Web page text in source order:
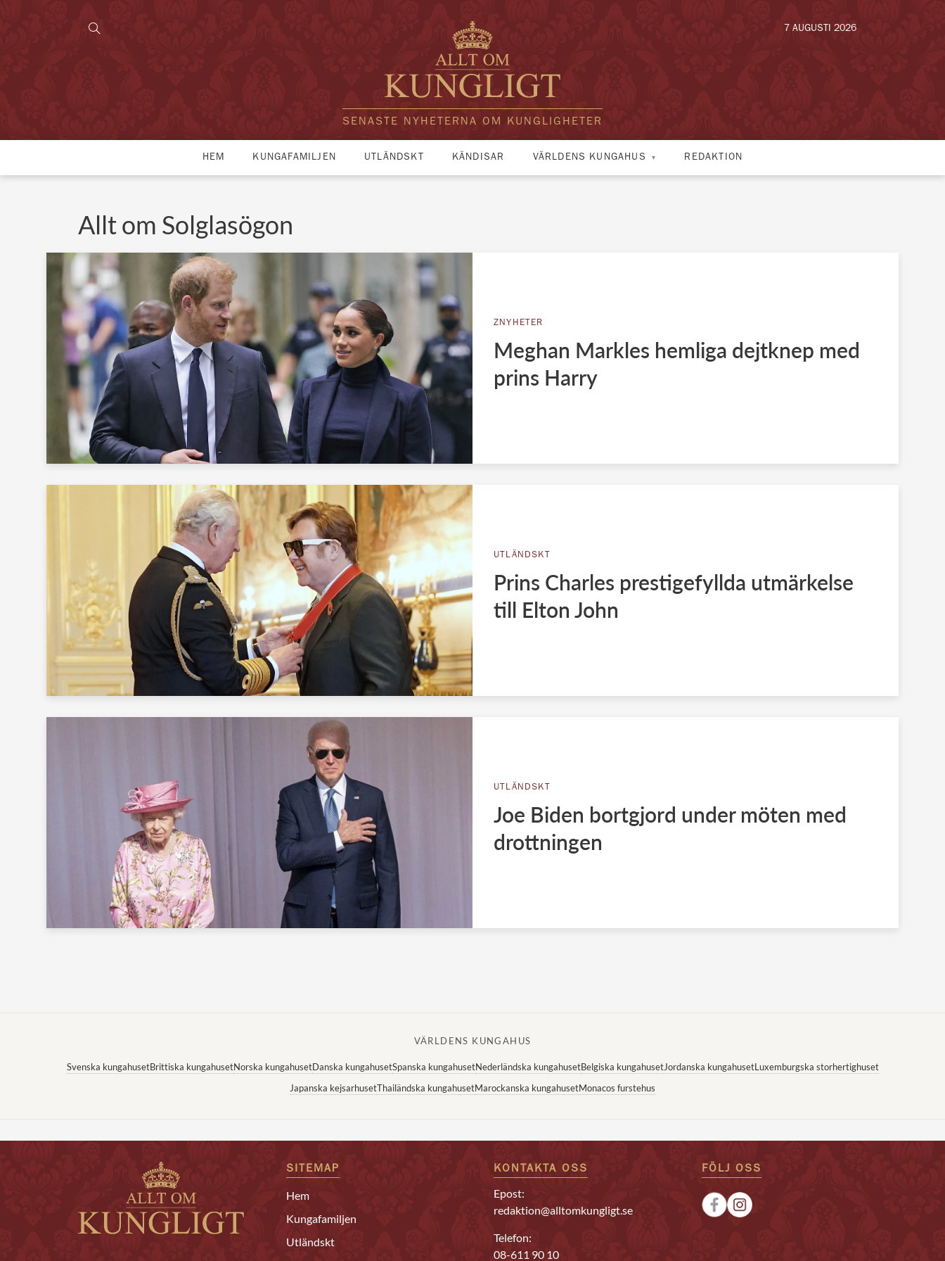
SENASTE NYHETERNA OM KUNGLIGHETER
7 AUGUSTI 2026
HEM KUNGAFAMILJEN UTLÄNDSKT KÄNDISAR VÄRLDENS KUNGAHUS REDAKTION
Allt om Solglasögon
ZNYHETER
Meghan Markles hemliga dejtknep med
prins Harry
UTLÄNDSKT
Prins Charles prestigefyllda utmärkelse
till Elton John
UTLÄNDSKT
Joe Biden bortgjord under möten med
drottningen
VÄRLDENS KUNGAHUS
Svenska kungahusetBrittiska kungahusetNorska kungahusetDanska kungahusetSpanska kungahusetNederländska kungahusetBelgiska kungahusetJordanska kungahusetLuxemburgska storhertighuset
Japanska kejsarhusetThailändska kungahusetMarockanska kungahusetMonacos furstehus
SITEMAP
Hem
Kungafamiljen
Utländskt
KONTAKTA OSS
Epost:
redaktion@alltomkungligt.se
Telefon:
08-611 90 10
FÖLJ OSS